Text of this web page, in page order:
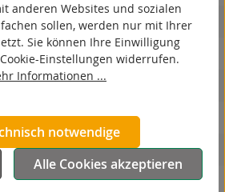
Rad
anderen Websites und sozialen
sollen, werden nur mit Ihrer
Sie können Ihre Einwilligung
Einstellungen widerrufen.
Informationen ...
notwendige
Alle Cookies akzeptieren